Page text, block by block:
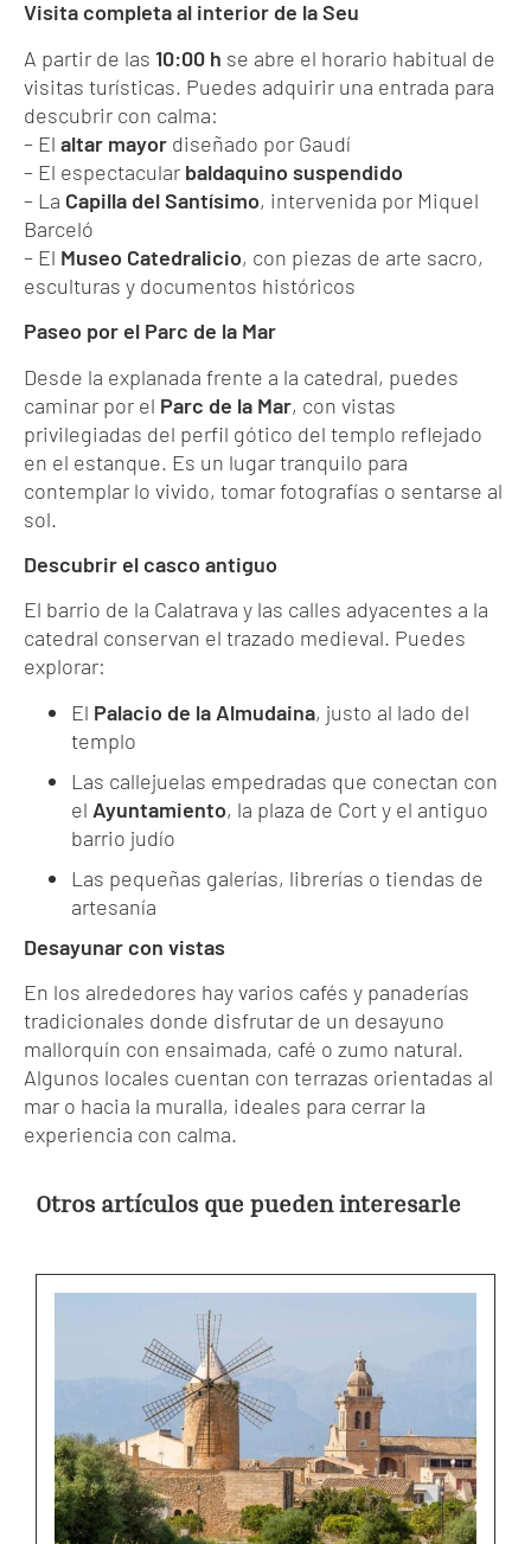
Visita completa al interior de la Seu
A partir de las 10:00 h se abre el horario habitual de
visitas turísticas. Puedes adquirir una entrada para
descubrir con calma:
– El altar mayor diseñado por Gaudí
– El espectacular baldaquino suspendido
– La Capilla del Santísimo, intervenida por Miquel
Barceló
– El Museo Catedralicio, con piezas de arte sacro,
esculturas y documentos históricos
Paseo por el Parc de la Mar
Desde la explanada frente a la catedral, puedes
caminar por el Parc de la Mar, con vistas
privilegiadas del perfil gótico del templo reflejado
en el estanque. Es un lugar tranquilo para
contemplar lo vivido, tomar fotografías o sentarse al
sol.
Descubrir el casco antiguo
El barrio de la Calatrava y las calles adyacentes a la
catedral conservan el trazado medieval. Puedes
explorar:
El Palacio de la Almudaina, justo al lado del
templo
Las callejuelas empedradas que conectan con
el Ayuntamiento, la plaza de Cort y el antiguo
barrio judío
Las pequeñas galerías, librerías o tiendas de
artesanía
Desayunar con vistas
En los alrededores hay varios cafés y panaderías
tradicionales donde disfrutar de un desayuno
mallorquín con ensaimada, café o zumo natural.
Algunos locales cuentan con terrazas orientadas al
mar o hacia la muralla, ideales para cerrar la
experiencia con calma.
Otros artículos que pueden interesarle